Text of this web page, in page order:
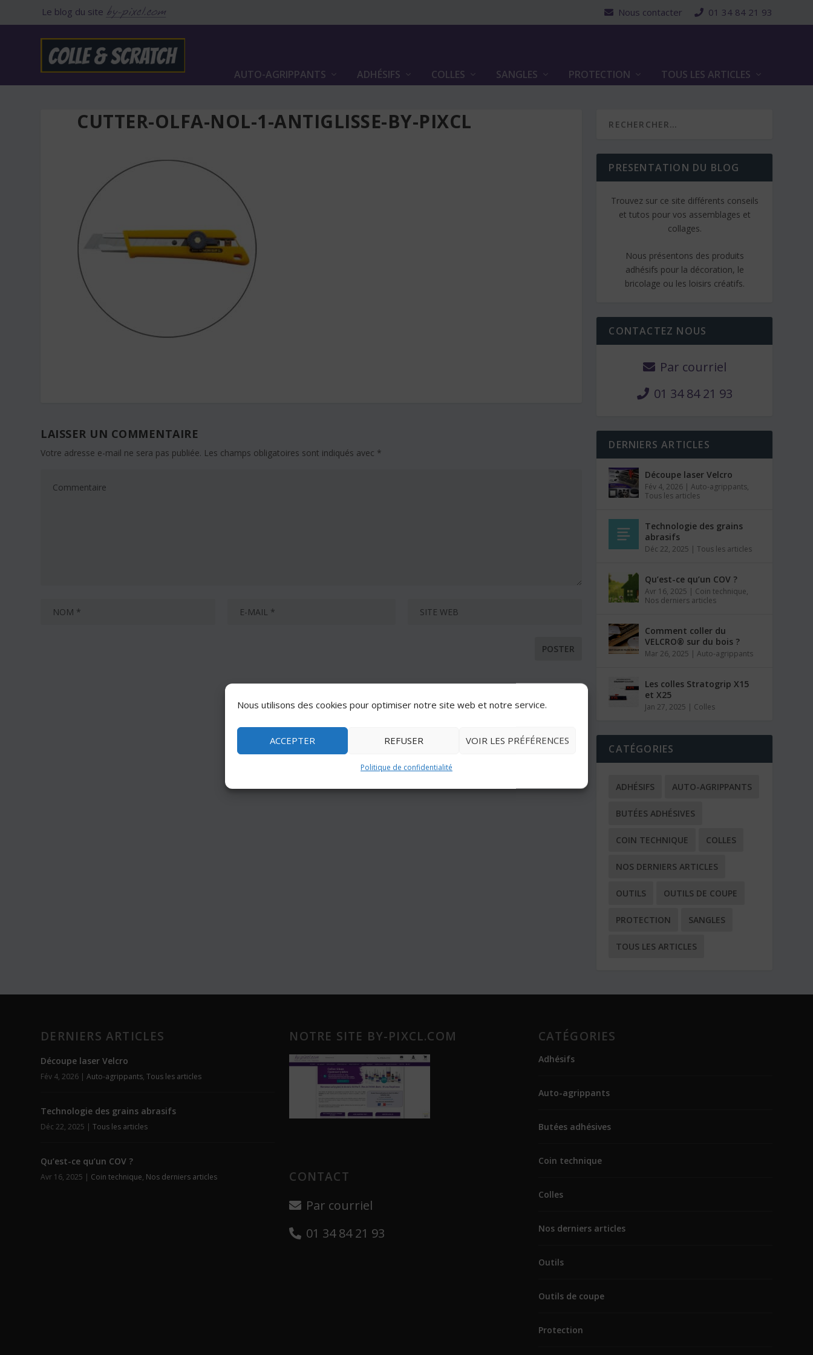
Nous utilisons des cookies pour optimiser notre site web et notre service.
ACCEPTER REFUSER VOIR LES PRÉFÉRENCES
Politique de confidentialité
Le blog du site Nous contacter 01 34 84 21 93
AUTO-AGRIPPANTS ADHÉSIFS COLLES SANGLES PROTECTION TOUS LES ARTICLES
CUTTER-OLFA-NOL-1-ANTIGLISSE-BY-PIXCL
LAISSER UN COMMENTAIRE
Votre adresse e-mail ne sera pas publiée. Les champs obligatoires sont indiqués avec *
PRESENTATION DU BLOG
Trouvez sur ce site différents conseils
et tutos pour vos assemblages et
collages.
Nous présentons des produits
adhésifs pour la décoration, le
bricolage ou les loisirs créatifs.
CONTACTEZ NOUS
Par courriel
01 34 84 21 93
DERNIERS ARTICLES
Découpe laser Velcro
Fév 4, 2026 |Auto-agrippants,
Tous les articles
Technologie des grains
abrasifs
Déc 22, 2025 |Tous les articles
Qu’est-ce qu’un COV ?
Avr 16, 2025 | Coin technique,
Nos derniers articles
Comment coller du
VELCRO® sur du bois ?
Mar 26, 2025 |Auto-agrippants
Les colles Stratogrip X15
et X25
Jan 27, 2025 | Colles
CATÉGORIES
ADHÉSIFS AUTO-AGRIPPANTS
BUTÉES ADHÉSIVES
COIN TECHNIQUE COLLES
NOS DERNIERS ARTICLES
OUTILS OUTILS DE COUPE
PROTECTION SANGLES
TOUS LES ARTICLES
DERNIERS ARTICLES
Découpe laser Velcro
Fév 4, 2026 |Auto-agrippants,Tous les articles
Technologie des grains abrasifs
Déc 22, 2025 |Tous les articles
Qu’est-ce qu’un COV ?
Avr 16, 2025 | Coin technique, Nos derniers articles
NOTRE SITE BY-PIXCL.COM
CONTACT
Par courriel
01 34 84 21 93
CATÉGORIES
Adhésifs
Auto-agrippants
Butées adhésives
Coin technique
Colles
Nos derniers articles
Outils
Outils de coupe
Protection